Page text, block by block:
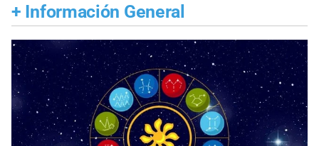
+ Información General